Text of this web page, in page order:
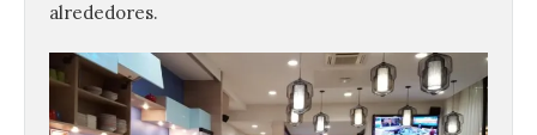
alrededores.